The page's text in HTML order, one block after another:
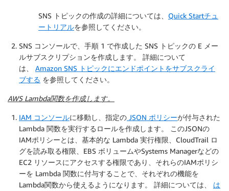
SNS トピックの作成の詳細については、 Quick Startチュ
ートリアルを参照してください。
SNS コンソールで、手順 1 で作成した SNS トピックの E メー
ルサブスクリプションを作成します。 詳細について
は、 Amazon SNS トピックにエンドポイントをサブスクライ
ブする を参照してください。
AWS Lambda関数を作成します。
IAM コンソールに移動し、指定の JSON ポリシーが付与された
Lambda 関数を実行するロールを作成します。 このJSONの
IAMポリシーとは、基本的な Lambda 実行権限、CloudTrail ロ
グを読み取る権限、EBS ボリュームやSystems Managerなどの
EC2 リソースにアクセスする権限であり、それらのIAMポリシ
ーを Lambda 関数に付与することで、それぞれの機能を
Lambda関数から使えるようになります。 詳細については、 は